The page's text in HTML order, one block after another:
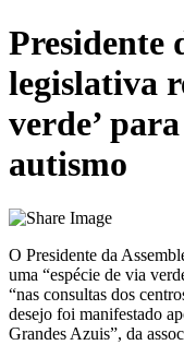
Presidente
legislativa
verde’
autismo
O Presidente da
uma “espécie de via
“nas consultas dos
desejo foi manifestado
Grandes Azuis”, da